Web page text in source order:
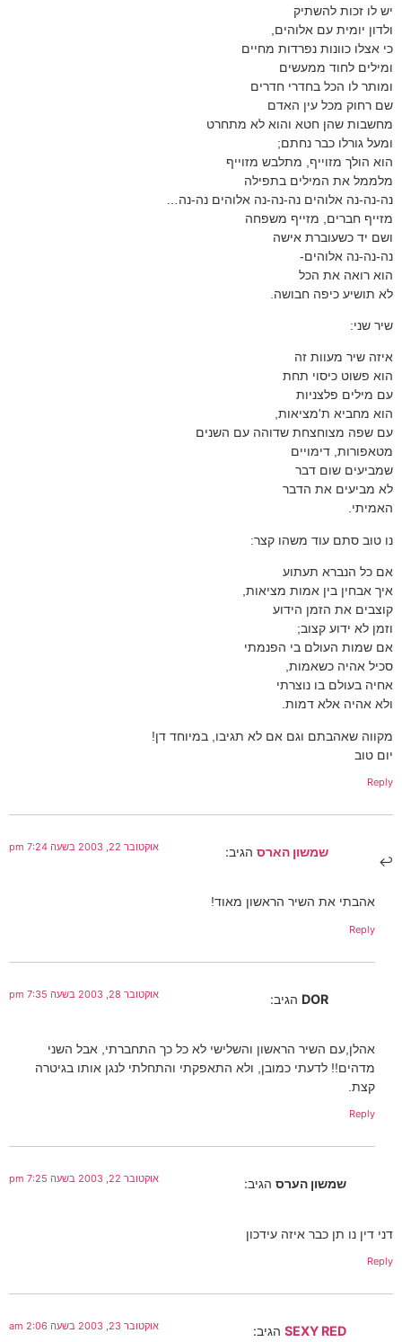
יש לו זכות להשתיק
ולדון יומית עם אלוהים,
כי אצלו כוונות נפרדות מחיים
ומילים לחוד ממעשים
ומותר לו הכל בחדרי חדרים
שם רחוק מכל עין האדם
מחשבות שהן חטא והוא לא מתחרט
ומעל גורלו כבר נחתם;
הוא הולך מזוייף, מתלבש מזוייף
מלממל את המילים בתפילה
נה-נה-נה אלוהים נה-נה-נה אלוהים נה-נה…
מזייף חברים, מזייף משפחה
ושם יד כשעוברת אישה
נה-נה-נה אלוהים-
הוא רואה את הכל
לא תושיע כיפה חבושה.
שיר שני:
איזה שיר מעוות זה
הוא פשוט כיסוי תחת
עם מילים פלצניות
הוא מחביא ת'מציאות,
עם שפה מצוחצחת שדוהה עם השנים
מטאפורות, דימויים
שמביעים שום דבר
לא מביעים את הדבר
האמיתי.
נו טוב סתם עוד משהו קצר:
אם כל הנברא תעתוע
איך אבחין בין אמות מציאות,
קוצבים את הזמן הידוע
וזמן לא ידוע קצוב;
אם שמות העולם בי הפנמתי
סכיל אהיה כשאמות,
אחיה בעולם בו נוצרתי
ולא אהיה אלא דמות.
מקווה שאהבתם וגם אם לא תגיבו, במיוחד דן!
יום טוב
Reply
שמשון הארס הגיב: אוקטובר 22, 2003 בשעה 7:24 pm
אהבתי את השיר הראשון מאוד!
Reply
DOR הגיב: אוקטובר 28, 2003 בשעה 7:35 pm
אהלן,עם השיר הראשון והשלישי לא כל כך התחברתי, אבל השני
מדהים!! לדעתי כמובן, ולא התאפקתי והתחלתי לנגן אותו בגיטרה
קצת.
Reply
שמשון הערס הגיב: אוקטובר 22, 2003 בשעה 7:25 pm
דני דין נו תן כבר איזה עידכון
Reply
SEXY RED הגיב: אוקטובר 23, 2003 בשעה 2:06 am